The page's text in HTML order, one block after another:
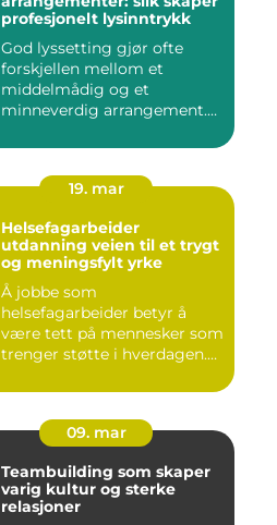
profesjonelt lysinntrykk
God lyssetting gjør ofte
forskjellen mellom et
middelmådig og et
minneverdig arrangement.
19. mar
Helsefagarbeider
utdanning veien til et trygt
og meningsfylt yrke
Å jobbe som
helsefagarbeider betyr å
være tett på mennesker som
trenger støtte i hverdagen.
09. mar
Teambuilding som skaper
varig kultur og sterke
relasjoner